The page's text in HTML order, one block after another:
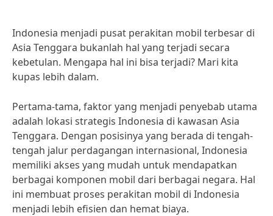
Indonesia menjadi pusat perakitan mobil terbesar di
Asia Tenggara bukanlah hal yang terjadi secara
kebetulan. Mengapa hal ini bisa terjadi? Mari kita
kupas lebih dalam.
Pertama-tama, faktor yang menjadi penyebab utama
adalah lokasi strategis Indonesia di kawasan Asia
Tenggara. Dengan posisinya yang berada di tengah-
tengah jalur perdagangan internasional, Indonesia
memiliki akses yang mudah untuk mendapatkan
berbagai komponen mobil dari berbagai negara. Hal
ini membuat proses perakitan mobil di Indonesia
menjadi lebih efisien dan hemat biaya.